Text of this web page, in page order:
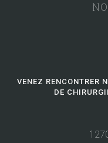
VENEZ RENCONTRER
DE